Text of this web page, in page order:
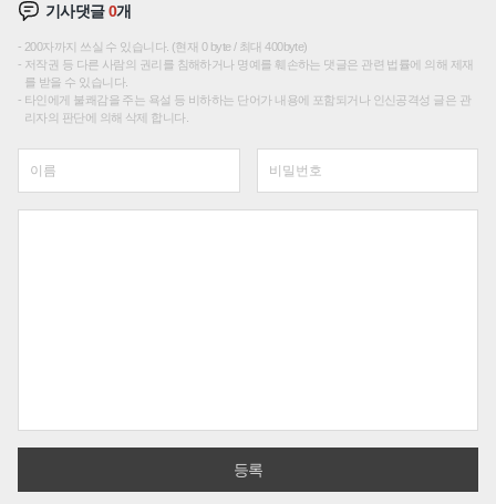
기사댓글0개
200자까지 쓰실 수 있습니다. (현재 0 byte / 최대 400byte)
저작권 등 다른 사람의 권리를 침해하거나 명예를 훼손하는 댓글은 관련 법률에 의해 제재
를 받을 수 있습니다.
타인에게 불쾌감을 주는 욕설 등 비하하는 단어가 내용에 포함되거나 인신공격성 글은 관
리자의 판단에 의해 삭제 합니다.